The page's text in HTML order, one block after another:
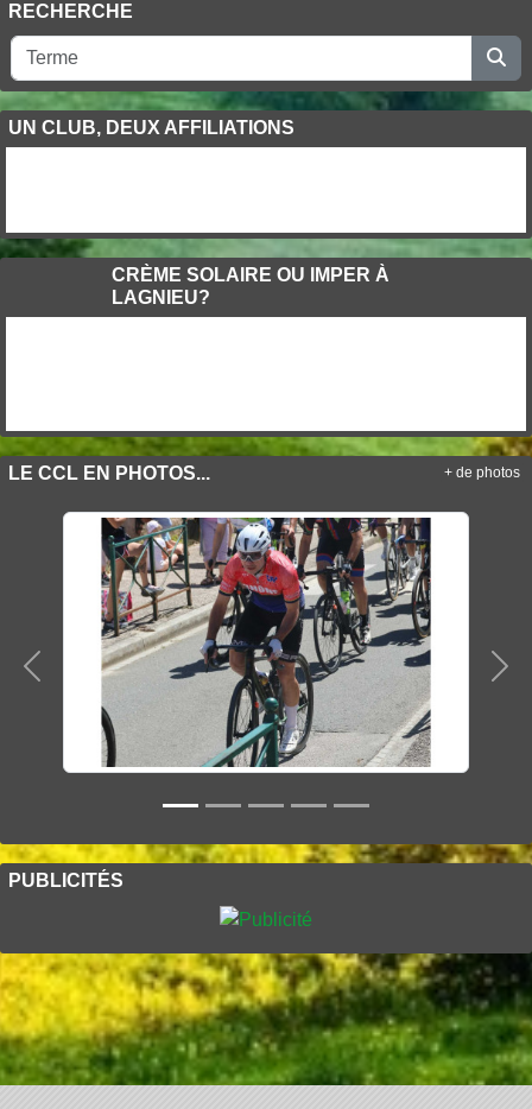
RECHERCHE
UN CLUB, DEUX AFFILIATIONS
CRÈME SOLAIRE OU IMPER À
LAGNIEU?
LE CCL EN PHOTOS...
Précedent
+ de photos
PUBLICITÉS